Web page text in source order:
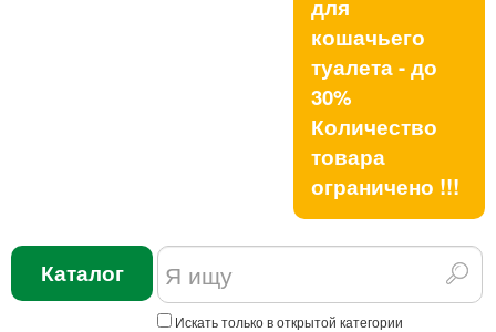
для
кошачьего
туалета - до
30%
Количество
товара
ограничено !!!
Каталог
Искать только в открытой категории